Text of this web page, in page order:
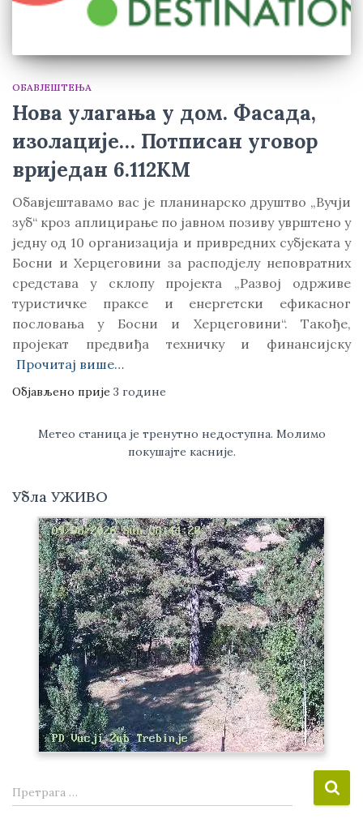
ОБАВЈЕШТЕЊА
Нова улагања у дом. Фасада,
изолације… Потписан уговор
вриједан 6.112КМ
Обавјештавамо вас је планинарско друштво „Вучји
зуб“ кроз аплицирање по јавном позиву уврштено у
једну од 10 организација и привредних субјеката у
Босни и Херцеговини за расподјелу неповратних
средстава у склопу пројекта „Развој одрживе
туристичке праксе и енергетски ефикасног
пословања у Босни и Херцеговини“. Такође,
пројекат предвиђа техничку и финансијску
Прочитај више…
Објављено прије 3 године
Метео станица је тренутно недоступна. Молимо
покушајте касније.
Убла УЖИВО
П
р
Претрага …